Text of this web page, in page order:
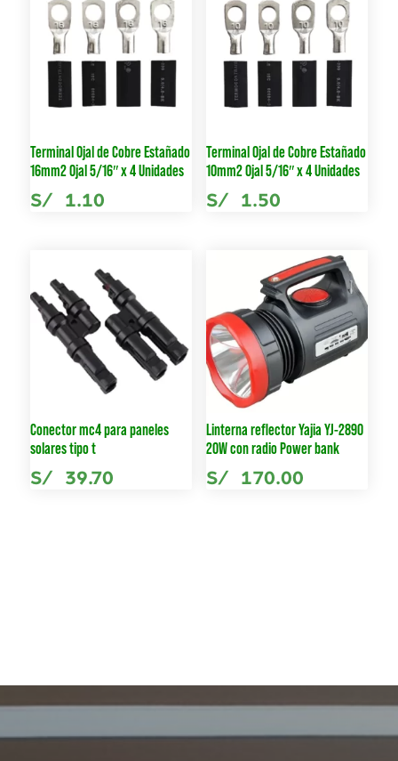
Terminal Ojal de Cobre Estañado
16mm2 Ojal 5/16″ x 4 Unidades
S/1.10
Terminal Ojal de Cobre Estañado
10mm2 Ojal 5/16″ x 4 Unidades
S/1.50
Conector mc4 para paneles
solares tipo t
S/39.70
Linterna reflector Yajia YJ-2890
20W con radio Power bank
S/170.00